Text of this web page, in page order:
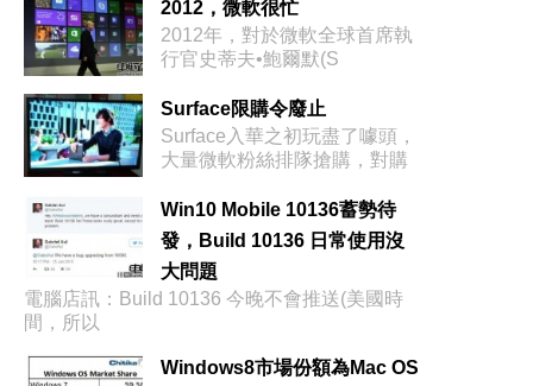
2012，微軟很忙
2012年，對於微軟全球首席執
行官史蒂夫•鮑爾默(S
Surface限購令廢止
Surface入華之初玩盡了噱頭，
大量微軟粉絲排隊搶購，對購
Win10 Mobile 10136蓄勢待
發，Build 10136 日常使用沒
大問題
電腦店訊：Build 10136 今晚不會推送(美國時
間，所以
Windows8市場份額為Mac OS